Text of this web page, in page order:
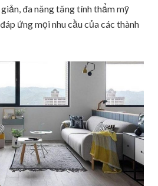
đa năng tăng tính thẩm mỹ
ứng mọi nhu cầu của các thành